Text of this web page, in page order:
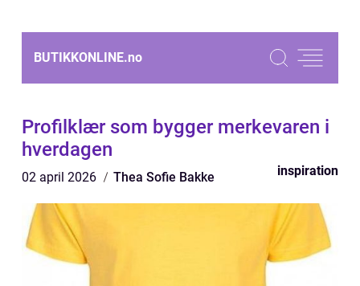
BUTIKKONLINE.no
Profilklær som bygger merkevaren i
hverdagen
02 april 2026 Thea Sofie Bakke inspiration